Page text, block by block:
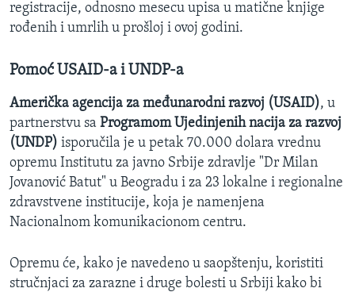
registracije, odnosno mesecu upisa u matične knjige
rođenih i umrlih u prošloj i ovoj godini.
Pomoć USAID-a i UNDP-a
Američka agencija za međunarodni razvoj (USAID), u
partnerstvu sa Programom Ujedinjenih nacija za razvoj
(UNDP) isporučila je u petak 70.000 dolara vrednu
opremu Institutu za javno Srbije zdravlje "Dr Milan
Jovanović Batut" u Beogradu i za 23 lokalne i regionalne
zdravstvene institucije, koja je namenjena
Nacionalnom komunikacionom centru.
Opremu će, kako je navedeno u saopštenju, koristiti
stručnjaci za zarazne i druge bolesti u Srbiji kako bi